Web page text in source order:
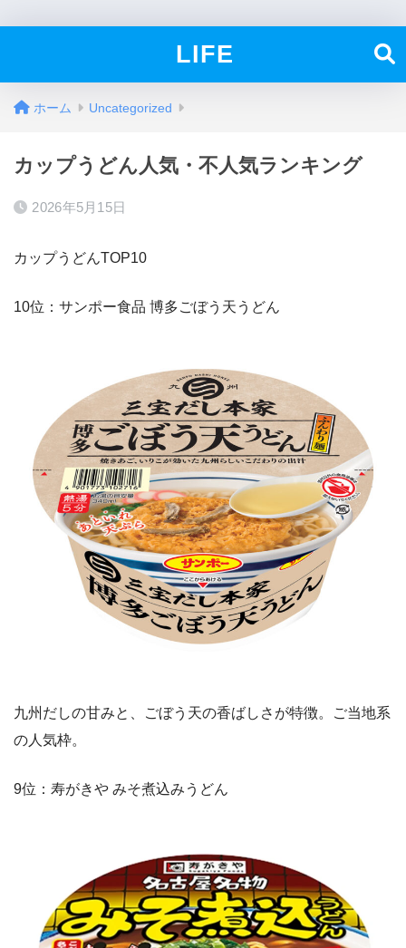
LIFE
ホーム Uncategorized
カップうどん人気・不人気ランキング
2026年5月15日
カップうどんTOP10
10位：サンポー食品 博多ごぼう天うどん
九州だしの甘みと、ごぼう天の香ばしさが特徴。ご当地系
の人気枠。
9位：寿がきや みそ煮込みうどん